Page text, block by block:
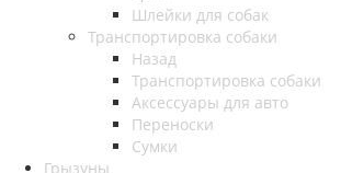
Шлейки для собак
Транспортировка собаки
Назад
Транспортировка собаки
Аксессуары для авто
Переноски
Сумки
Грызуны